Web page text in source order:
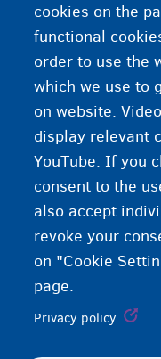
ኣብ ዝበጻሕክምሉ እዋን
ኣለኩም። ኣብቲ መጸበዪ
ኣሎ። ቊጽርኹም ኣብቲ
ዝኸውን።
cookies on the
functional
order to use the
which we use to
on website.
display relevant
YouTube. If you
consent to the
also accept
revoke your
on "Cookie
page.
Privacy policy